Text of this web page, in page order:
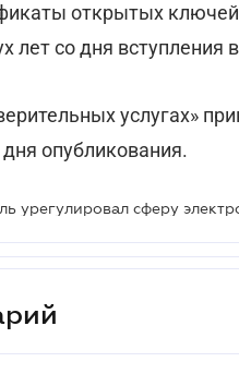
открытых
лет со дня вступления
услугах»
дня опубликования.